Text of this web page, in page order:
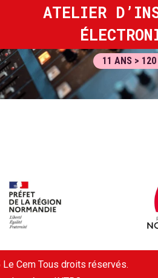
ATELIER
11 ANS >
Cem Tous droits réservés.